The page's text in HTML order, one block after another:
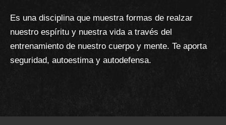
Es una disciplina que muestra formas de realzar
nuestro espíritu y nuestra vida a través del
entrenamiento de nuestro cuerpo y mente. Te aporta
seguridad, autoestima y autodefensa.